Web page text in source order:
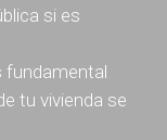
si es
fundamental
tu vivienda se